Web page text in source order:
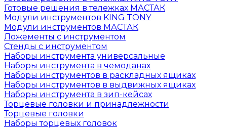
Готовые решения в тележках МАСТАК
Модули инструментов KING TONY
Модули инструментов МАСТАК
Ложементы с инструментом
Стенды с инструментом
Наборы инструмента универсальные
Наборы инструмента в чемоданах
Наборы инструментов в раскладных ящиках
Наборы инструментов в выдвижных ящиках
Наборы инструмента в зип-кейсах
Торцевые головки и принадлежности
Торцевые головки
Наборы торцевых головок